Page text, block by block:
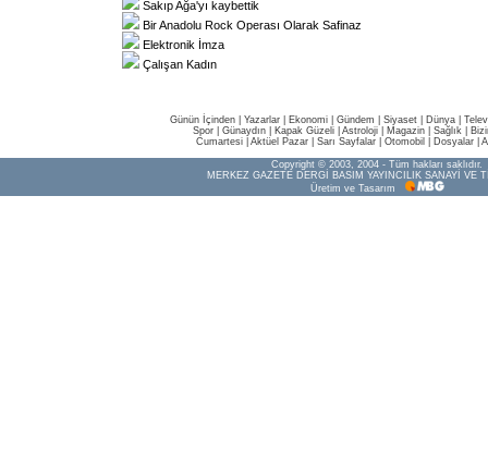
Sakıp Ağa'yı kaybettik
Bir Anadolu Rock Operası Olarak Safinaz
Elektronik İmza
Çalışan Kadın
Günün İçinden Yazarlar Ekonomi Gündem Siyaset Dünya |
Spor
Günaydın Kapak Güzeli Astroloji Magazin Sağlık
Cumartesi| Aktüel Pazar| Sarı Sayfalar| Otomobil Dosyalar|
Copyright © 2003, 2004 - Tüm hakları saklıdır.
MERKEZ GAZETE DERGİ BASIM YAYINCILIK SANAYİ VE
Üretim ve Tasarım